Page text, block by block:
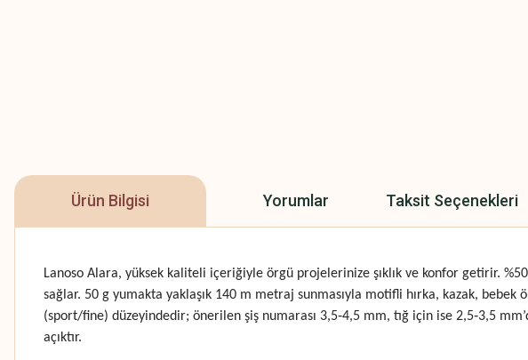
Ürün Bilgisi Yorumlar Taksit Seçenekleri
Lanoso Alara, yüksek kaliteli içeriğiyle örgü projelerinize şıklık ve konfor getirir.
sağlar. 50 g yumakta yaklaşık 140 m metraj sunmasıyla motifli hırka, kazak,
(sport/fine) düzeyindedir; önerilen şiş numarası 3,5‑4,5 mm, tığ için ise 2,5‑3,5
açıktır.